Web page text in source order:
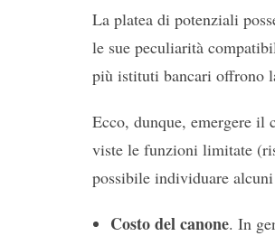
La platea di potenziali
le sue peculiarità
più istituti bancari offrono
Ecco, dunque, emergere il
viste le funzioni limitate
possibile individuare
Costo del canone. In